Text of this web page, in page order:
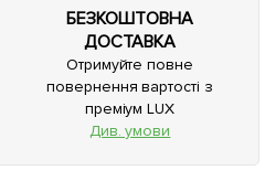
БЕЗКОШТОВНА
ДОСТАВКА
Отримуйте повне
повернення вартості з
преміум LUX
Див. умови
Фейсбук
Телеграм
Вайбер